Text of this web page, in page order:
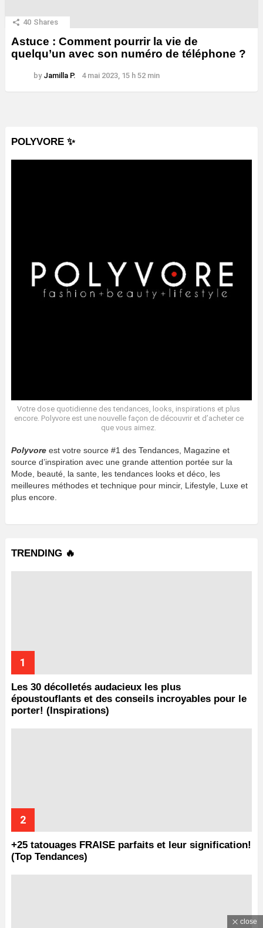
40 Shares
Astuce : Comment pourrir la vie de
quelqu’un avec son numéro de téléphone ?
by Jamilla P. 4 mai 2023, 15 h 52 min
POLYVORE ✨
Votre dose quotidienne des tendances, looks, inspirations et plus
encore. Polyvore est une nouvelle façon de découvrir et d’acheter ce
que vous aimez.
Polyvore est votre source #1 des Tendances, Magazine et
source d’inspiration avec une grande attention portée sur la
Mode, beauté, la sante, les tendances looks et déco, les
meilleures méthodes et technique pour mincir, Lifestyle, Luxe et
plus encore.
TRENDING 🔥
Les 30 décolletés audacieux les plus
époustouflants et des conseils incroyables pour le
porter! (Inspirations)
+25 tatouages ​​FRAISE parfaits et leur signification!
(Top Tendances)
close